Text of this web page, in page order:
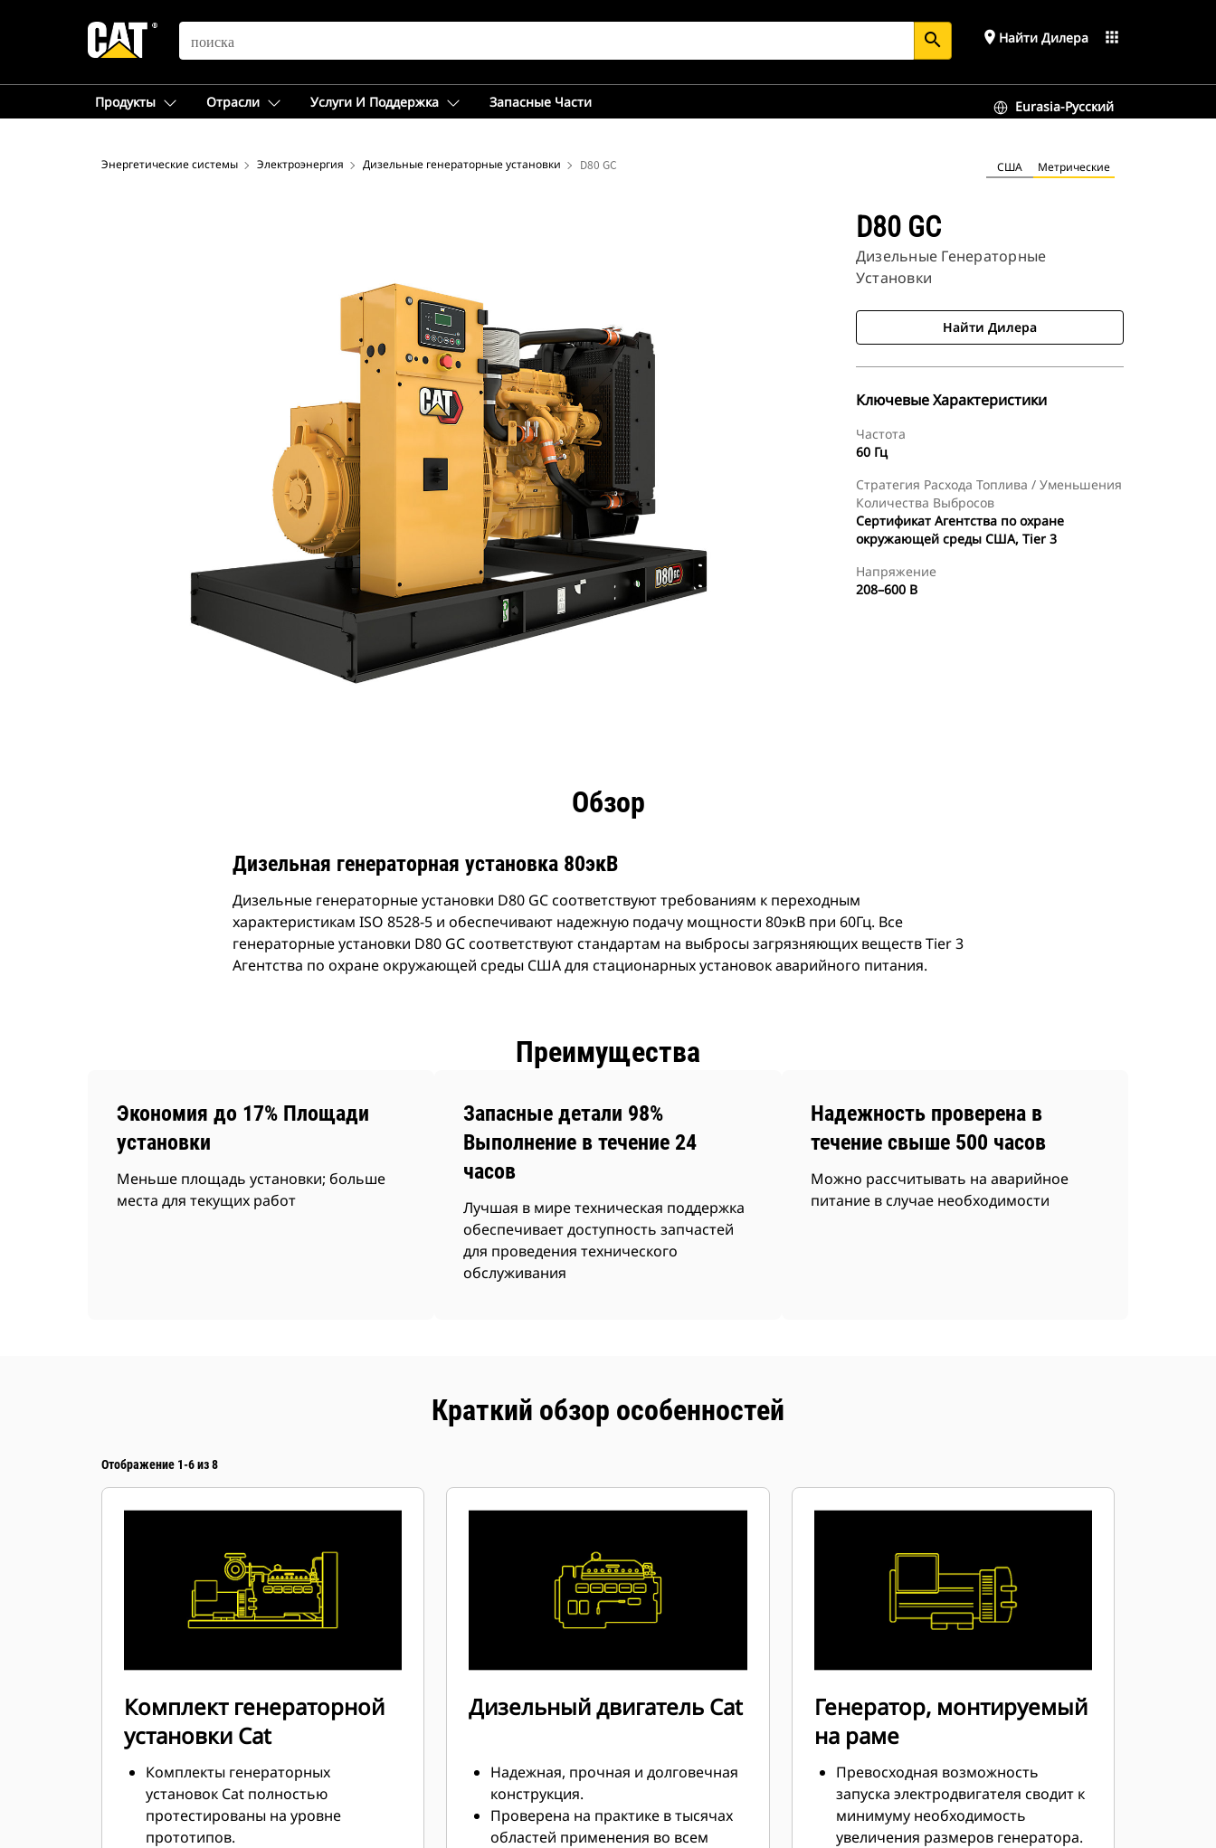
SEARCH search place Найти Дилера apps
Продукты Отрасли Услуги И Поддержка Запасные Части Eurasia-Русский
Энергетические системы Электроэнергия Дизельные генераторные установки D80 GC США Метрические
D80 GC
Дизельные Генераторные
Установки
Найти Дилера
Ключевые Характеристики
Частота
60 Гц
Стратегия Расхода Топлива / Уменьшения
Количества Выбросов
Сертификат Агентства по охране
окружающей среды США, Tier 3
Напряжение
208–600 В
Обзор
Дизельная генераторная установка 80экВ
Дизельные генераторные установки D80 GC соответствуют требованиям к переходным
характеристикам ISO 8528-5 и обеспечивают надежную подачу мощности 80экВ при 60Гц. Все
генераторные установки D80 GC соответствуют стандартам на выбросы загрязняющих веществ Tier 3
Агентства по охране окружающей среды США для стационарных установок аварийного питания.
Преимущества
Экономия до 17% Площади
установки
Меньше площадь установки; больше
места для текущих работ
Запасные детали 98%
Выполнение в течение 24
часов
Лучшая в мире техническая поддержка
обеспечивает доступность запчастей
для проведения технического
обслуживания
Надежность проверена в
течение свыше 500 часов
Можно рассчитывать на аварийное
питание в случае необходимости
Краткий обзор особенностей
Отображение 1-6 из 8
Комплект генераторной
установки Cat
Комплекты генераторных
установок Cat полностью
протестированы на уровне
прототипов.
Дизельный двигатель Cat
Надежная, прочная и долговечная
конструкция.
Проверена на практике в тысячах
областей применения во всем
Генератор, монтируемый
на раме
Превосходная возможность
запуска электродвигателя сводит к
минимуму необходимость
увеличения размеров генератора.